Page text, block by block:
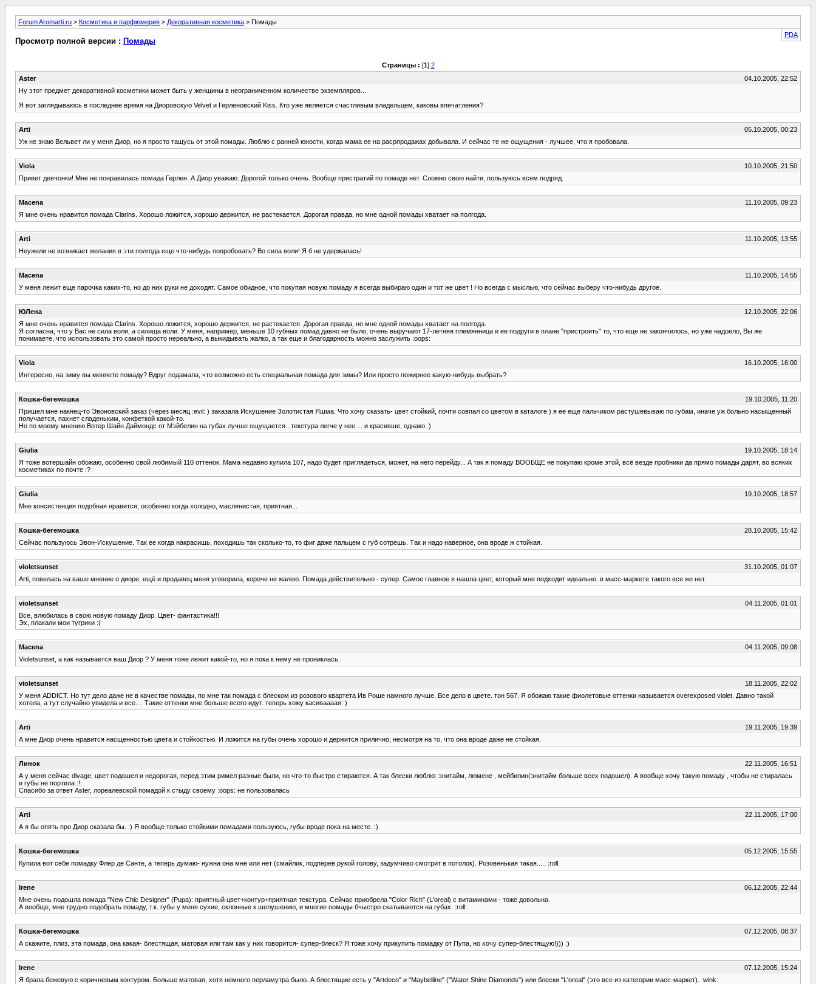
Forum Aromarti.ru > Косметика и парфюмерия > Декоративная косметика > Помады
PDA
Просмотр полной версии : Помады
Страницы : [1] 2
Aster
04.10.2005, 22:52
Ну этот предмет декоративной косметики может быть у женщины в неограниченном количестве экземпляров...
Я вот заглядываюсь в последнее время на Диоровскую Velvet и Герленовский Kiss. Кто уже является счастливым владельцем, каковы впечатления?
Arti
05.10.2005, 00:23
Уж не знаю Вельвет ли у меня Диор, но я просто тащусь от этой помады. Люблю с ранней юности, когда мама ее на расрпродажах добывала. И сейчас те же ощущения - лучшее, что я пробовала.
Viola
10.10.2005, 21:50
Привет девчонки! Мне не понравилась помада Герлен. А Диор уважаю. Дорогой только очень. Вообще пристратий по помаде нет. Сложно свою найти, пользуюсь всем подряд.
Macena
11.10.2005, 09:23
Я мне очень нравится помада Clarins. Хорошо ложится, хорошо держится, не растекается. Дорогая правда, но мне одной помады хватает на полгода.
Arti
11.10.2005, 13:55
Неужели не возникает желания в эти полгода еще что-нибудь попробовать? Во сила воли! Я б не удержалась!
Macena
11.10.2005, 14:55
У меня лежит еще парочка каких-то, но до них руки не доходят. Самое обидное, что покупая новую помаду я всегда выбираю один и тот же цвет ! Но всегда с мыслью, что сейчас выберу что-нибудь другое.
ЮЛена
12.10.2005, 22:06
Я мне очень нравится помада Clarins. Хорошо ложится, хорошо держится, не растекается. Дорогая правда, но мне одной помады хватает на полгода.
Я согласна, что у Вас не сила воли, а силища воли. У меня, например, меньше 10 губных помад давно не было, очень выручают 17-летняя племянница и ее подруги в плане "пристроить" то, что еще не закончилось, но уже надоело, Вы же
понимаете, что использовать это самой просто нереально, а выкидывать жалко, а так еще и благодарность можно заслужить :oops:
Viola
16.10.2005, 16:00
Интересно, на зиму вы меняете помаду? Вдруг подамала, что возможно есть специальная помада для зимы? Или просто пожирнее какую-нибудь выбрать?
Кошка-бегемошка
19.10.2005, 11:20
Пришел мне накнец-то Эвоновский заказ (через месяц :evil: ) заказала Искушение Золотистая Яшма. Что хочу сказать- цвет стойкий, почти совпал со цветом в каталоге ) я ее еще пальчиком растушевываю по губам, иначе уж больно насыщенный
получается, пахнет сладеньким, конфеткой какой-то.
Но по моему мнению Вотер Шайн Даймондс от Мэйбелин на губах лучше ощущается...текстура легче у нее ... и красивше, однако..)
Giulia
19.10.2005, 18:14
Я тоже вотершайн обожаю, особенно свой любимый 110 оттенок. Мама недавно купила 107, надо будет приглядеться, может, на него перейду... А так я помаду ВООБЩЕ не покупаю кроме этой, всё везде пробники да прямо помады дарят, во всяких
косметиках по почте :?
Giulia
19.10.2005, 18:57
Мне консистенция подобная нравится, особенно когда холодно, маслянистая, приятная...
Кошка-бегемошка
28.10.2005, 15:42
Сейчас пользуюсь Эвон-Искушение. Так ее когда накрасишь, походишь так сколько-то, то фиг даже пальцем с губ сотрешь. Так и надо наверное, она вроде ж стойкая.
violetsunset
31.10.2005, 01:07
Arti, повелась на ваше мнение о диоре, ещё и продавец меня уговорила, короче не жалею. Помада действительно - супер. Самое главное я нашла цвет, который мне подходит идеально. в масс-маркете такого все же нет.
violetsunset
04.11.2005, 01:01
Все, влюбилась в свою новую помаду Диор. Цвет- фантастика!!!
Эх, плакали мои тугрики :(
Macena
04.11.2005, 09:08
Violetsunset, а как называется ваш Диор ? У меня тоже лежит какой-то, но я пока к нему не прониклась.
violetsunset
18.11.2005, 22:02
У меня ADDICT. Но тут дело даже не в качестве помады, по мне так помада с блеском из розового квартета Ив Роше намного лучше. Все дело в цвете. тон 567. Я обожаю такие фиолетовые оттенки называется overexposed violet. Давно такой
хотела, а тут случайно увидела и все.... Такие оттенки мне больше всего идут. теперь хожу касиваааая :)
Arti
19.11.2005, 19:39
А мне Диор очень нравится насщенностью цвета и стойкостью. И ложится на губы очень хорошо и держится прилично, несмотря на то, что она вроде даже не стойкая.
Линок
22.11.2005, 16:51
А у меня сейчас divage, цвет подошел и недорогая, перед этим римел разные были, но что-то быстро стираются. А так блески люблю: энитайм, люмене , мейбилин(энитайм больше всех подошел). А вообще хочу такую помаду , чтобы не стиралась
и губы не портила :!:
Спасибо за ответ Aster, лореалевской помадой к стыду своему :oops: не пользовалась
Arti
22.11.2005, 17:00
А я бы опять про Диор сказала бы. :) Я вообще только стойкими помадами пользуюсь, губы вроде пока на месте. :)
Кошка-бегемошка
05.12.2005, 15:55
Купила вот себе помадку Флер де Санте, а теперь думаю- нужна она мне или нет (смайлик, подперев рукой голову, задумчиво смотрит в потолок). Розовенькая такая..... :roll:
Irene
06.12.2005, 22:44
Мне очень подошла помада "New Chic Designer" (Pupa): приятный цвет+контур+приятная текстура. Сейчас приобрела "Color Rich" (L'oreal) c витаминами - тоже довольна.
А вообще, мне трудно подобрать помаду, т.к. губы у меня сухие, склонные к шелушению, и многие помады бчыстро скатываются на губах. :roll:
Кошка-бегемошка
07.12.2005, 08:37
А скажите, плиз, эта помада, она какая- блестящая, матовая или там как у них говорится- супер-блеск? Я тоже хочу прикупить помадку от Пупа, но хочу супер-блестящую!))) :)
Irene
07.12.2005, 15:24
Я брала бежевую с коричневым контуром. Больше матовая, хотя немного перламутра было. А блестящие есть у "Artdeco" и "Maybelline" ("Water Shine Diamonds") или блески "L'oreal" (это все из категории масс-маркет). :wink: